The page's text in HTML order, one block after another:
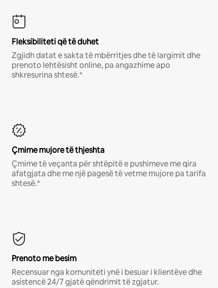
Fleksibiliteti që të duhet
Zgjidh datat e sakta të mbërritjes dhe të largimit dhe
prenoto lehtësisht online, pa angazhime apo
shkresurina shtesë.*
Çmime mujore të thjeshta
Çmime të veçanta për shtëpitë e pushimeve me qira
afatgjata dhe me një pagesë të vetme mujore pa tarifa
shtesë.*
Prenoto me besim
Recensuar nga komuniteti ynë i besuar i klientëve dhe
asistencë 24/7 gjatë qëndrimit të zgjatur.